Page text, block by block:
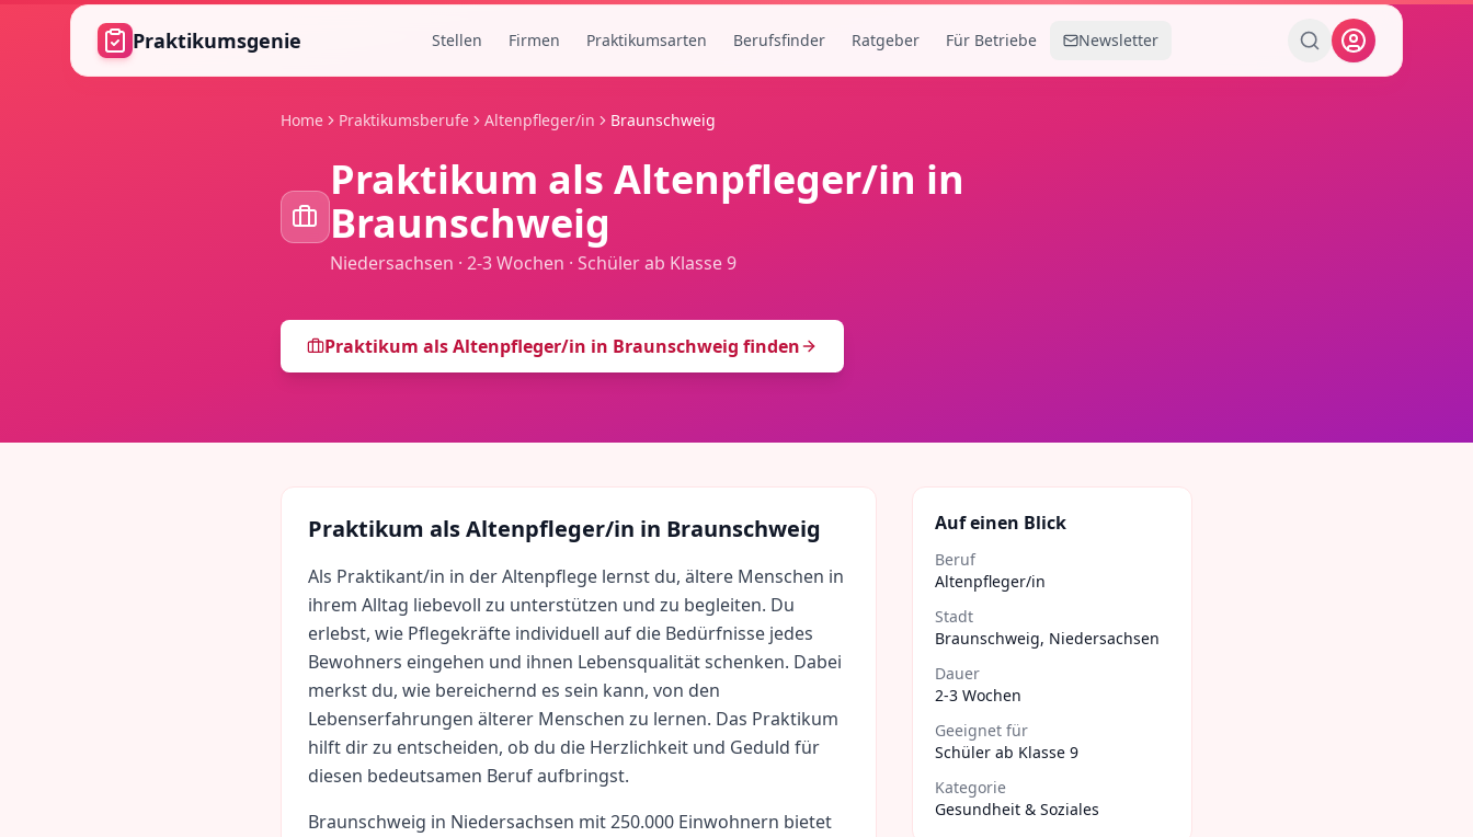
Zum Hauptinhalt springen
Praktikumsgenie Stellen Firmen Praktikumsarten Berufsfinder Ratgeber Für Betriebe Newsletter
Home Praktikumsberufe Altenpfleger/in Braunschweig
Praktikum als Altenpfleger/in in
Braunschweig
Niedersachsen · 2-3 Wochen · Schüler ab Klasse 9
Praktikum alsAltenpfleger/in in Braunschweig finden
Praktikum alsAltenpfleger/in in Braunschweig
Als Praktikant/in in der Altenpflege lernst du, ältere Menschen in
ihrem Alltag liebevoll zu unterstützen und zu begleiten. Du
erlebst, wie Pflegekräfte individuell auf die Bedürfnisse jedes
Bewohners eingehen und ihnen Lebensqualität schenken. Dabei
merkst du, wie bereichernd es sein kann, von den
Lebenserfahrungen älterer Menschen zu lernen. Das Praktikum
hilft dir zu entscheiden, ob du die Herzlichkeit und Geduld für
diesen bedeutsamen Beruf aufbringst.
Braunschweig in Niedersachsen mit250.000 Einwohnern bietet
Auf einen Blick
Beruf
Altenpfleger/in
Stadt
Braunschweig, Niedersachsen
Dauer
2-3 Wochen
Geeignet für
Schüler ab Klasse 9
Kategorie
Gesundheit & Soziales